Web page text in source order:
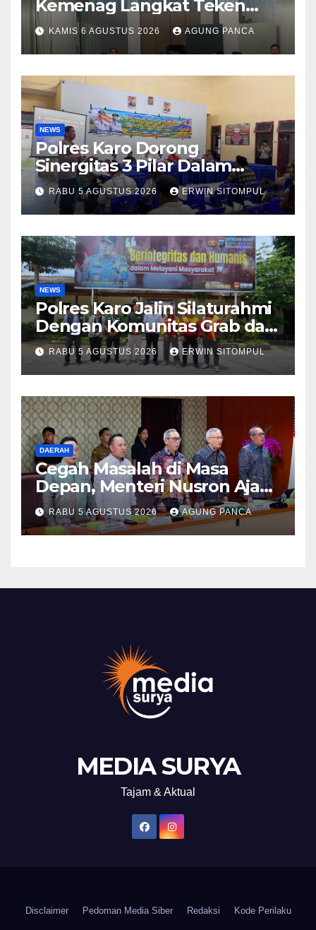
Kemenag Langkat Teken
PKS Pembinaan Kerohanian
Warga Binaan
KAMIS 6 AGUSTUS 2026 AGUNG PANCA
NEWS
Polres Karo Dorong
Sinergitas 3 Pilar Dalam
Pelatihan Pencengahan dan
Mitigasi Bencana Tahun 2026
RABU 5 AGUSTUS 2026 ERWIN SITOMPUL
NEWS
Polres Karo Jalin Silaturahmi
Dengan Komunitas Grab dan
Giseh, Perkuat Sinergi Jaga
Kamtibmas Jelang HUT RI
ke-81
RABU 5 AGUSTUS 2026 ERWIN SITOMPUL
DAERAH
Cegah Masalah di Masa
Depan, Menteri Nusron Ajak
Pemda Percepat Sertipikasi
Tanah Rumah Ibadah di NTT
RABU 5 AGUSTUS 2026 AGUNG PANCA
MEDIA SURYA
Tajam & Aktual
Disclaimer Pedoman Media Siber Redaksi Kode Perilaku